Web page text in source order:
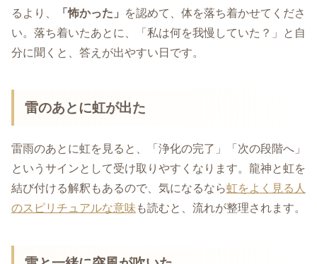
るより、
「怖かった」
を認めて、体を落ち着かせてくださ
い。落ち着いたあとに、「私は何を我慢していた？」と自
分に聞くと、答えが出やすい日です。
雷のあとに虹が出た
雷雨のあとに虹を見ると、「浄化の完了」「次の段階へ」
というサインとして受け取りやすくなります。龍神と虹を
結び付ける解釈もあるので、気になるなら虹をよく見る人
のスピリチュアルな意味 も読むと、流れが整理されます。